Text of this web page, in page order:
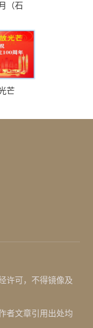
（石
芒
许可，不得镜像及
者文章引用出处均